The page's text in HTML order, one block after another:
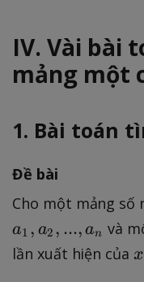
IV. Vài bài
mảng một
1. Bài toán
Đề bài
Cho một mảng số
a1 , a2 , ..., an và
lần xuất hiện của x
x